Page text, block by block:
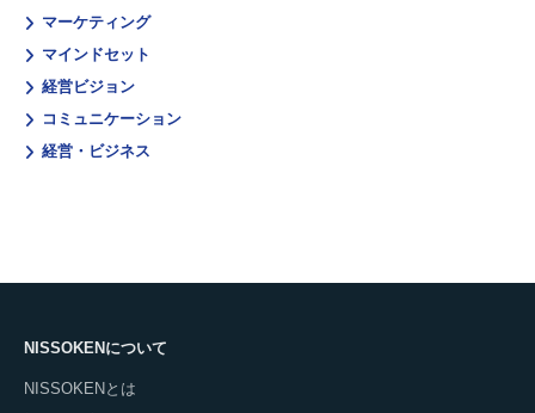
マーケティング
マインドセット
経営ビジョン
コミュニケーション
経営・ビジネス
NISSOKENについて
NISSOKENとは